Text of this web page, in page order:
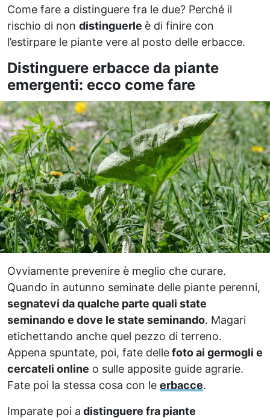
Come fare a distinguere fra le due? Perché il
rischio di non distinguerle è di finire con
l’estirpare le piante vere al posto delle erbacce.
Distinguere erbacce da piante
emergenti: ecco come fare
Ovviamente prevenire è meglio che curare.
Quando in autunno seminate delle piante perenni,
segnatevi da qualche parte quali state
seminando e dove le state seminando. Magari
etichettando anche quel pezzo di terreno.
Appena spuntate, poi, fate dellefoto ai germogli e
cercateli online o sulle apposite guide agrarie.
Fate poi la stessa cosa con le erbacce.
Imparate poi a distinguere fra piante